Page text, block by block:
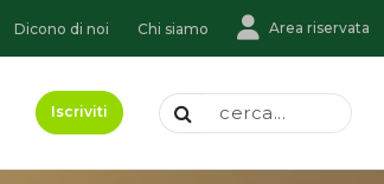
Dicono di noi Chi siamo Area riservata
Iscriviti